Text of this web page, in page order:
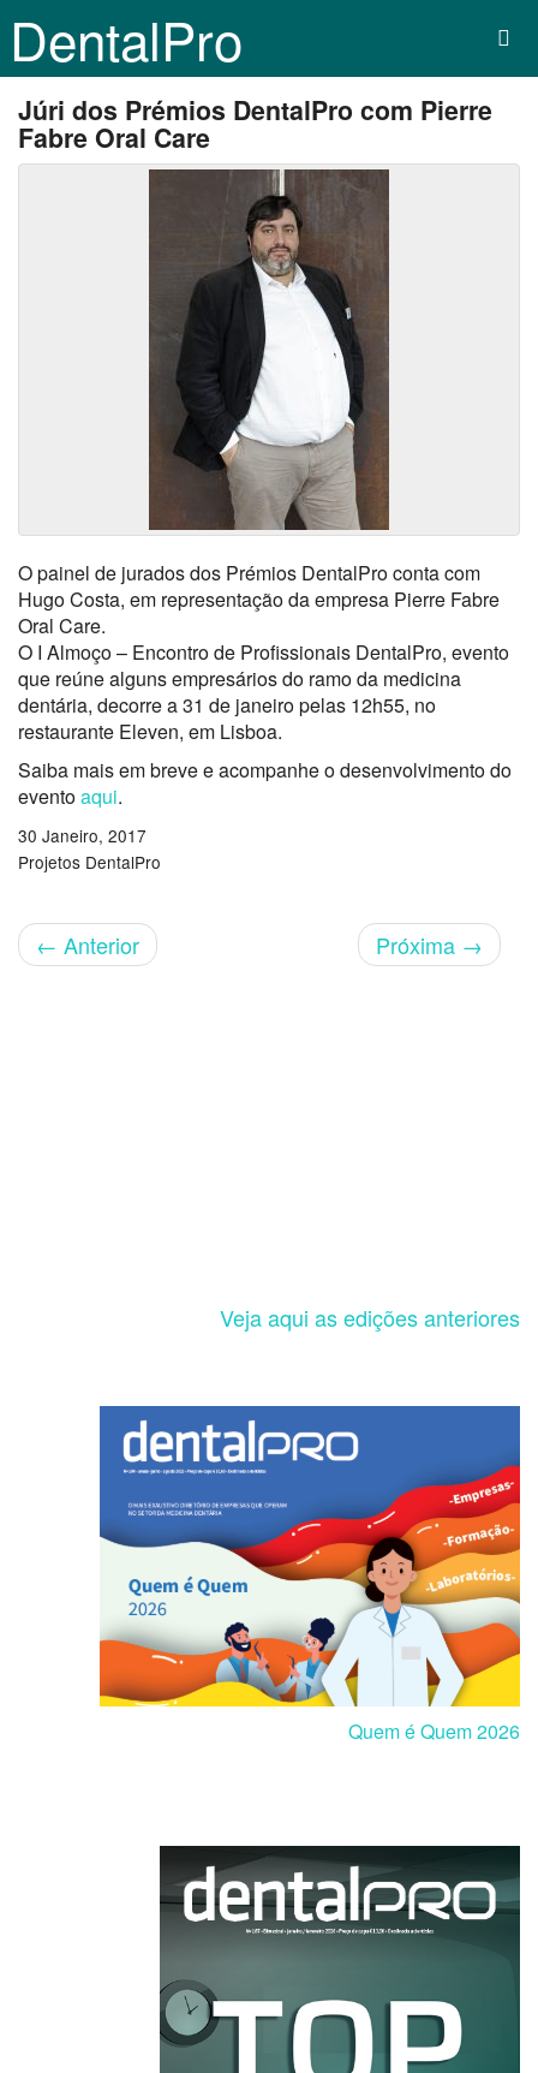
DentalPro
Júri dos Prémios DentalPro com Pierre
Fabre Oral Care
O painel de jurados dos Prémios DentalPro conta com
Hugo Costa, em representação da empresa Pierre Fabre
Oral Care.
O I Almoço – Encontro de Profissionais DentalPro, evento
que reúne alguns empresários do ramo da medicina
dentária, decorre a 31 de janeiro pelas 12h55, no
restaurante Eleven, em Lisboa.
Saiba mais em breve e acompanhe o desenvolvimento do
eventoaqui.
30 Janeiro, 2017
Projetos DentalPro
← Anterior Próxima →
Veja aqui as edições anteriores
Quem é Quem 2026